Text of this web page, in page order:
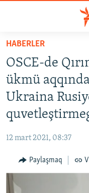
Esas
qaytmaq
Baş
navigatsiyağa
qaytmaq
Qıdıruvğa
SİYASET
İQTİSADİYAT
CEMİYET
İNSAN AQLARI
VİDEO
SÜRET
HABERLER
OSCE-de
ükmü
Ukraina
12 mart 2021, 08:37
Paylaşmaq